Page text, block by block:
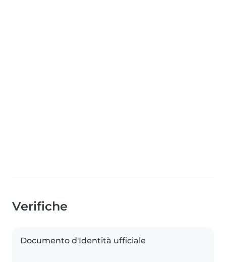
Verifiche
Documento d'Identità ufficiale